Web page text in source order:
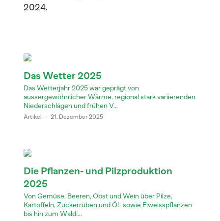
2024.
Das Wetter 2025
Das Wetterjahr 2025 war geprägt von
aussergewöhnlicher Wärme, regional stark variierenden
Niederschlägen und frühen V...
Artikel · 21. Dezember 2025
Die Pflanzen- und Pilzproduktion
2025
Von Gemüse, Beeren, Obst und Wein über Pilze,
Kartoffeln, Zuckerrüben und Öl- sowie Eiweisspflanzen
bis hin zum Wald:...